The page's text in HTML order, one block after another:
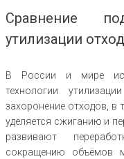
Сравнение
утилизации
В России и мире
технологии
захоронение отходов, в
уделяется сжиганию и
развивают
сокращению объёмов